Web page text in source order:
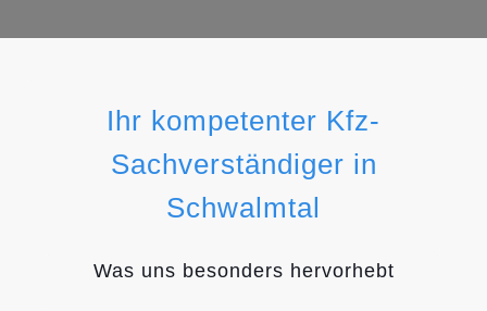
Ihr kompetenter Kfz-
Sachverständiger in
Schwalmtal
Was uns besonders hervorhebt